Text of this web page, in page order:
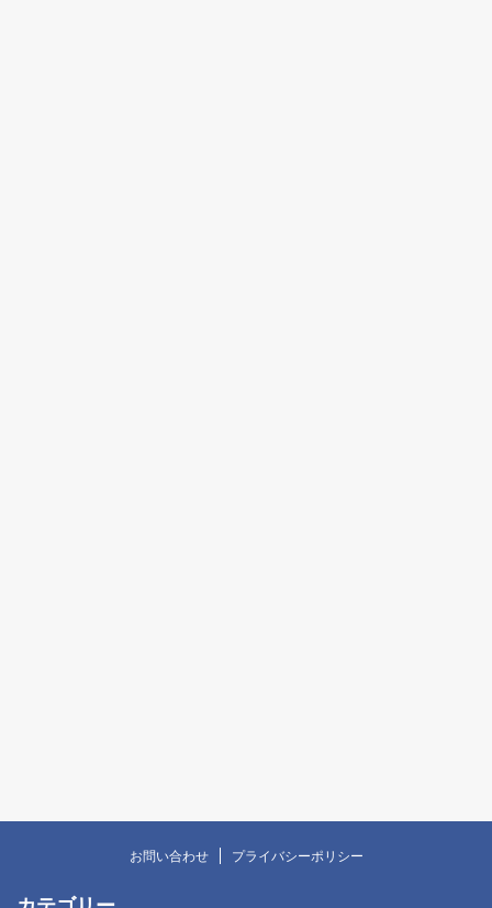
お問い合わせ プライバシーポリシー